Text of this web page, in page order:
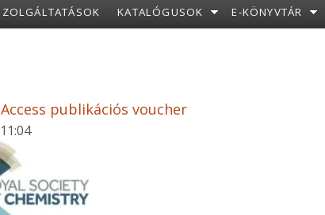
KATALÓGUSOK E-KÖNYVTÁR
Access publikációs voucher